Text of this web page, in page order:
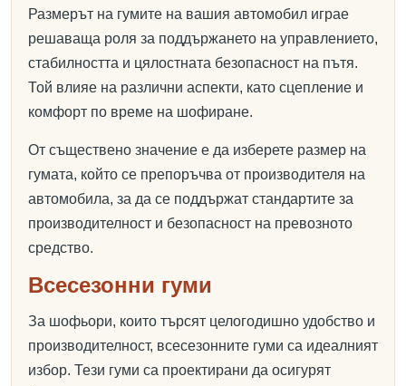
Размерът на гумите на вашия автомобил играе
решаваща роля за поддържането на управлението,
стабилността и цялостната безопасност на пътя.
Той влияе на различни аспекти, като сцепление и
комфорт по време на шофиране.
От съществено значение е да изберете размер на
гумата, който се препоръчва от производителя на
автомобила, за да се поддържат стандартите за
производителност и безопасност на превозното
средство.
Всесезонни гуми
За шофьори, които търсят целогодишно удобство и
производителност, всесезонните гуми са идеалният
избор. Тези гуми са проектирани да осигурят